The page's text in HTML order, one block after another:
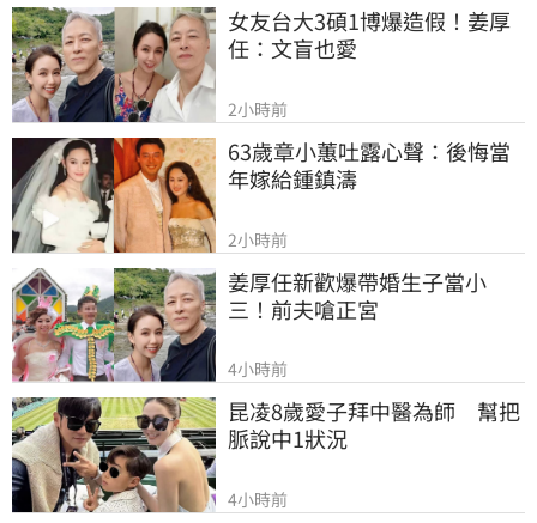
女友台大3碩1博爆造假！姜厚
任：文盲也愛
2小時前
63歲章小蕙吐露心聲：後悔當
年嫁給鍾鎮濤
2小時前
姜厚任新歡爆帶婚生子當小
三！前夫嗆正宮
4小時前
昆凌8歲愛子拜中醫為師　幫把
脈說中1狀況
4小時前